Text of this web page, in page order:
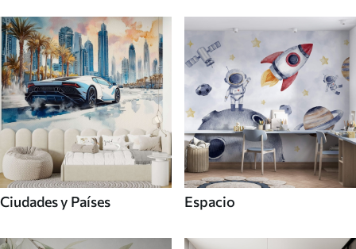
Ciudades y Países Espacio